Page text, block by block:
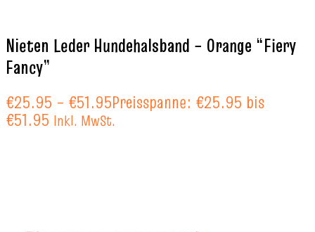
Nieten Leder Hundehalsband – Orange “Fiery
Fancy”
€25.95 – €51.95Preisspanne: €25.95 bis
€51.95 Inkl. MwSt.